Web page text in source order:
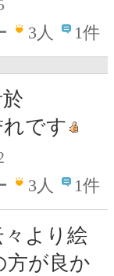
3人 1件
です
3人 1件
より絵
方が良か